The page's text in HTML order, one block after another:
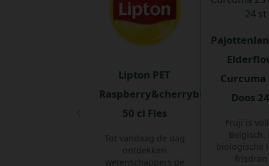
Lipton PET
Raspberry&cherryblossom
50 cl Fles
Tot vandaag de dag
ontdekken
wetenschappers de
Curcuma
Doos
Fruji is
Belgisch.
biologische
frisdran